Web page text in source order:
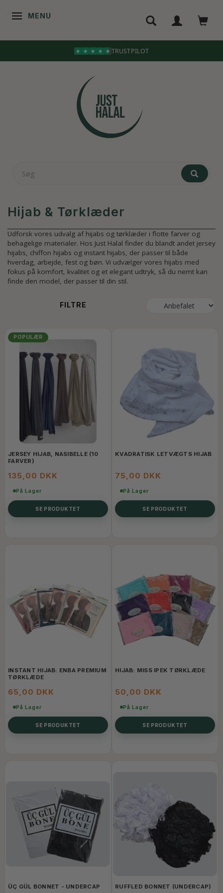
SKIFTE NAVIGATION
MENU
TRUSTPILOT
Hijab & Tørklæder
Udforsk vores udvalg af hijabs og tørklæder i flotte farver og
behagelige materialer. Hos Just Halal finder du blandt andet jersey
hijabs, chiffon hijabs og instant hijabs, der passer til både
hverdag, arbejde, fest og bøn. Vi udvælger vores hijabs med
fokus på komfort, kvalitet og et elegant udtryk, så du nemt kan
finde den model, der passer til din stil.
FILTRE
POPULÆR
JERSEY HIJAB, NASIBELLE (10
FARVER)
135,00 DKK
På Lager
SE PRODUKTET
KVADRATISK LETVÆGTS HIJAB
75,00 DKK
På Lager
SE PRODUKTET
INSTANT HIJAB: ENBA PREMIUM
TØRKLÆDE
65,00 DKK
På Lager
SE PRODUKTET
HIJAB: MISS IPEK TØRKLÆDE
50,00 DKK
På Lager
SE PRODUKTET
ÜÇ GÜL BONNET - UNDERCAP RUFFLED BONNET (UNDERCAP)